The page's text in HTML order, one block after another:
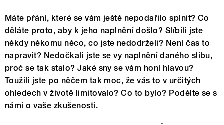
Máte přání, které se vám ještě nepodařilo splnit? Co
děláte proto, aby k jeho naplnění došlo? Slíbili jste
někdy někomu něco, co jste nedodrželi? Není čas to
napravit? Nedočkali jste se vy naplnění daného slibu,
proč se tak stalo? Jaké sny se vám honí hlavou?
Toužili jste po něčem tak moc, že vás to v určitých
ohledech v životě limitovalo? Co to bylo? Podělte se s
námi o vaše zkušenosti.